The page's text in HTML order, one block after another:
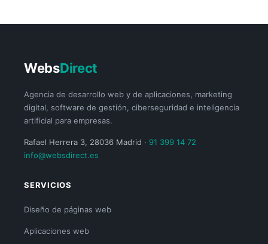
WebsDirect
Agencia de desarrollo web y de aplicaciones, marketing
digital, software de gestión, ciberseguridad e inteligencia
artificial para empresas.
Rafael Herrera 3, 28036 Madrid · 91 399 14 72
info@websdirect.es
SERVICIOS
Diseño de páginas web
Aplicaciones web